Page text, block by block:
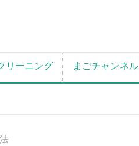
リーニング まごチャンネル